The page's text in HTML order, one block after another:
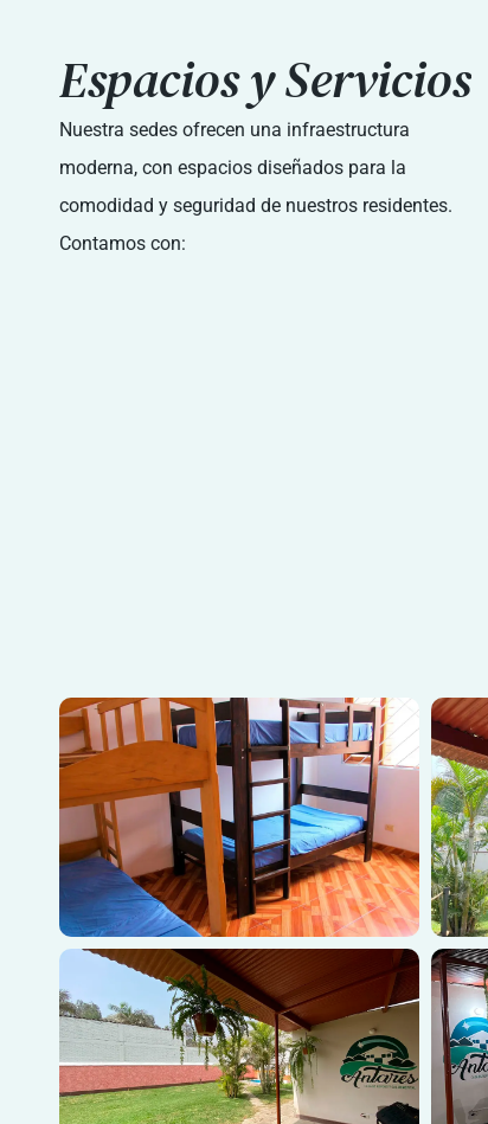
Espacios y Servicios
Nuestra sedes ofrecen una infraestructura
moderna, con espacios diseñados para la
comodidad y seguridad de nuestros residentes.
Contamos con: